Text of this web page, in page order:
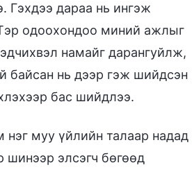
Гэхдээ дараа нь ингэж
одоохондоо миний ажлыг
намайг дарангуйлж,
байсан нь дээр гэж шийдсэн
бас шийдлээ.
нэг муу үйлийн талаар надад
шинээр элсэгч бөгөөд